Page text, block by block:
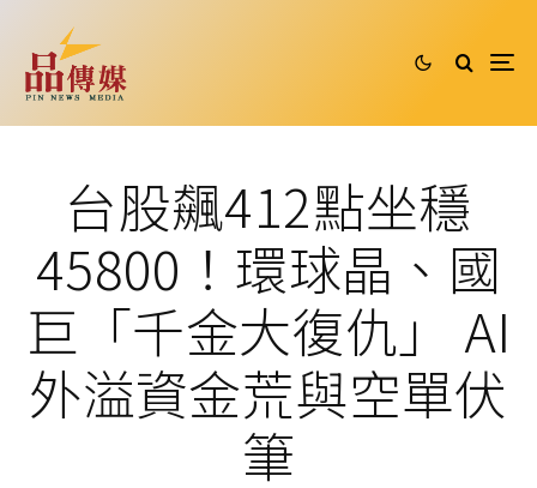
台股飆412點坐穩
45800！環球晶、國
巨「千金大復仇」 AI
外溢資金荒與空單伏
筆